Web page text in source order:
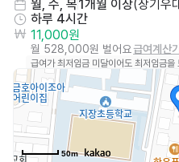
월, 수, 목1개월 이상(장기우
하루 4시간
11,000원
월 528,000원 벌어요급여계산기
급여가 최저임금 미달이어도 최저임금을
50m